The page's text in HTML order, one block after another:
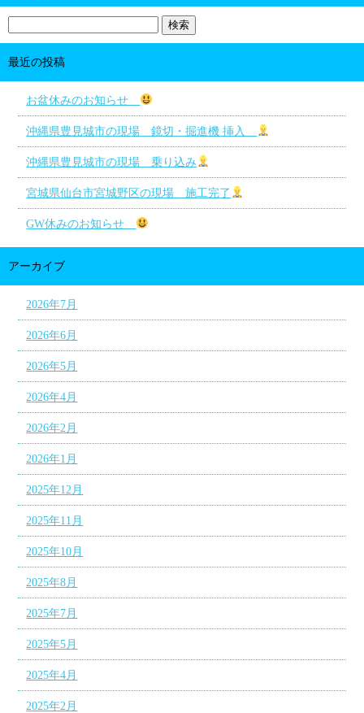
最近の投稿
お盆休みのお知らせ
沖縄県豊見城市の現場 鏡切・掘進機 挿入
沖縄県豊見城市の現場 乗り込み
宮城県仙台市宮城野区の現場 施工完了
GW休みのお知らせ
アーカイブ
2026年7月
2026年6月
2026年5月
2026年4月
2026年2月
2026年1月
2025年12月
2025年11月
2025年10月
2025年8月
2025年7月
2025年5月
2025年4月
2025年2月